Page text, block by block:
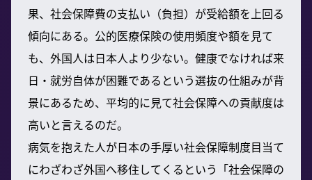
果、社会保障費の支払い（負担）が受給額を上回る
傾向にある。公的医療保険の使用頻度や額を見て
も、外国人は日本人より少ない。健康でなければ来
日・就労自体が困難であるという選抜の仕組みが背
景にあるため、平均的に見て社会保障への貢献度は
高いと言えるのだ。
病気を抱えた人が日本の手厚い社会保障制度目当て
にわざわざ外国へ移住してくるという「社会保障の